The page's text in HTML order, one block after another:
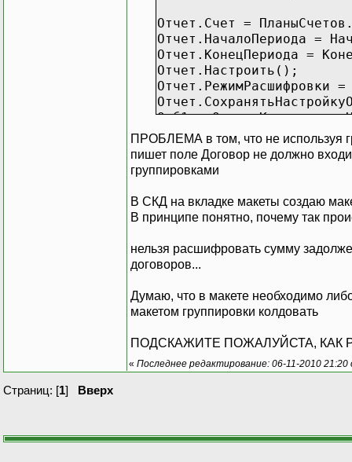
Отчет.Счет =
Отчет.НачалоПериода =
Отчет.КонецПериода =
Отчет.Настроить();
Отчет.РежимРасшифровки
Отб1 =
Отб1.ВидСравнения =
Отб1.Использование =
Отб1.Представление = "";
Отб1.Применение =
Отб1.РежимОтображения =
Отб1.ЛевоеЗначение =
Отб1.ПравоеЗначение =
Форма =
Форма.Открыть();
Форма.ОбновитьОтчет();
ПРОБЛЕМА в том, что не используя
пишет поле Договор не должно
группировками
В СКД на вкладке макеты создаю
В принципе понятно, почему так
нельзя расшифровать сумму
договоров...
Думаю, что в макете необходимо
макетом группировки колдовать
ПОДСКАЖИТЕ ПОЖАЛУЙСТА, КАК
« Последнее редактирование: 06-11-2010 21:20
Страниц: [1] Вверх